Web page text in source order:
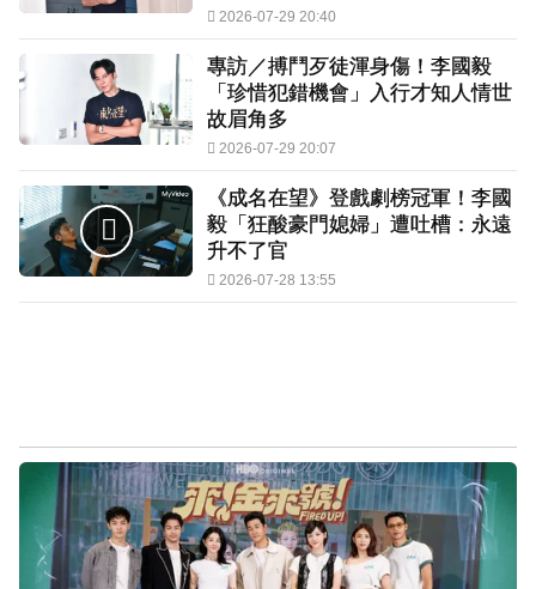
2026-07-29 20:40
專訪／搏鬥歹徒渾身傷！李國毅
「珍惜犯錯機會」入行才知人情世
故眉角多
2026-07-29 20:07
《成名在望》登戲劇榜冠軍！李國
毅「狂酸豪門媳婦」遭吐槽：永遠
升不了官
2026-07-28 13:55